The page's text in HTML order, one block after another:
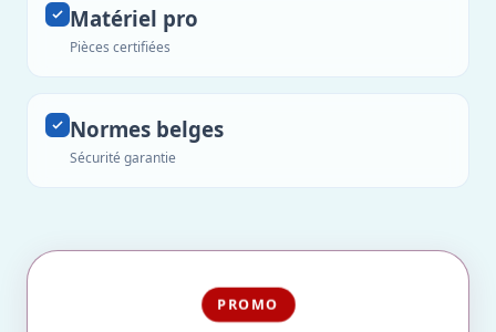
Matériel pro
Pièces certifiées
Normes belges
Sécurité garantie
PROMO